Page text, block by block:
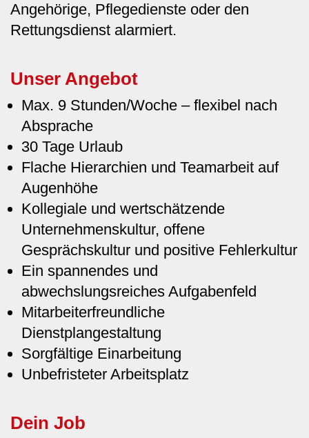
Angehörige, Pflegedienste oder den
Rettungsdienst alarmiert.
Unser Angebot
Max. 9 Stunden/Woche – flexibel nach
Absprache
30 Tage Urlaub
Flache Hierarchien und Teamarbeit auf
Augenhöhe
Kollegiale und wertschätzende
Unternehmenskultur, offene
Gesprächskultur und positive Fehlerkultur
Ein spannendes und
abwechslungsreiches Aufgabenfeld
Mitarbeiterfreundliche
Dienstplangestaltung
Sorgfältige Einarbeitung
Unbefristeter Arbeitsplatz
Dein Job